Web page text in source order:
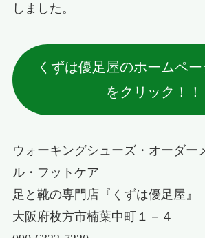
しました。
くずは優足屋のホームペ
をクリック！！
ウォーキングシューズ・オーダー
ル・フットケア
足と靴の専門店『くずは優足屋』
大阪府枚方市楠葉中町１－４